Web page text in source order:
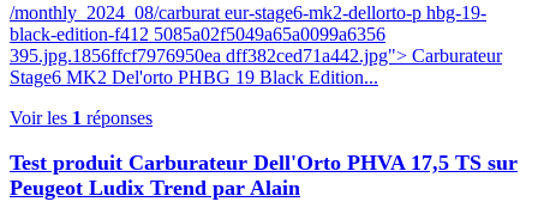
/monthly_2024_08/carburat eur-stage6-mk2-dellorto-p hbg-19-
black-edition-f412 5085a02f5049a65a0099a6356
395.jpg.1856ffcf7976950ea dff382ced71a442.jpg"> Carburateur
Stage6 MK2 Del'orto PHBG 19 Black Edition...
Voir les 1 réponses
Test produit Carburateur Dell'Orto PHVA 17,5 TS sur
Peugeot Ludix Trend par Alain